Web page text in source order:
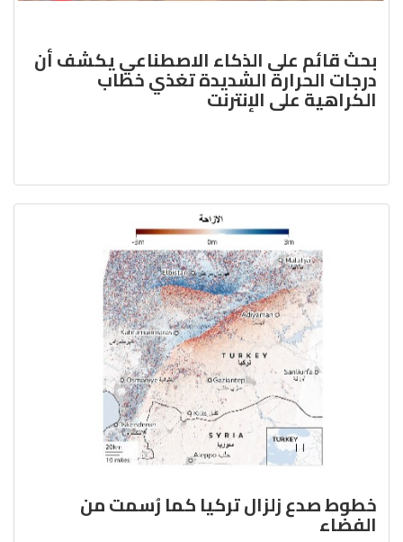
بحث قائم على الذكاء الاصطناعي يكشف أن
درجات الحرارة الشديدة تغذي خطاب
الكراهية على الإنترنت
خطوط صدع زلزال تركيا كما رُسمت من
الفضاء